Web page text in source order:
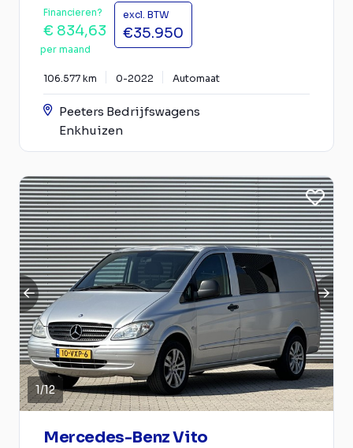
Financieren?
€ 834,63
per maand
excl. BTW
€35.950
106.577 km 0-2022 Automaat
Peeters Bedrijfswagens
Enkhuizen
1/12
Mercedes-Benz Vito